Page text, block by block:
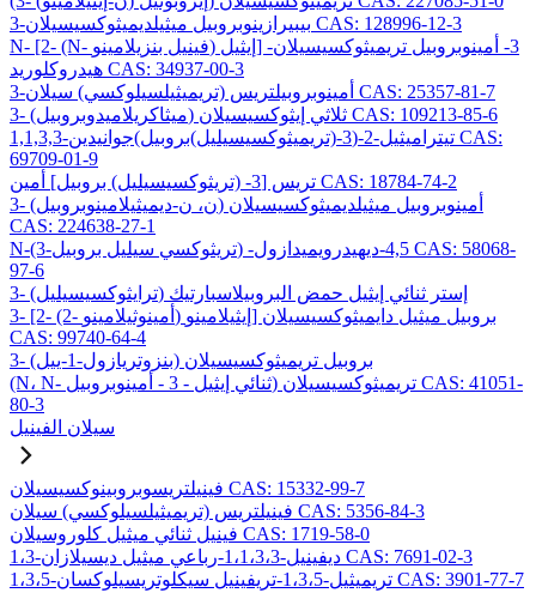
3-بيبيرازينوبروبيل ميثيلديميثوكسيسيلان CAS: 128996-12-3
N- [2- (N- فينيل بنزيلامينو) إيثيل] -3- أمينوبروبيل تريميثوكسيسيلان
هيدروكلوريد CAS: 34937-00-3
3-أمينوبروبيلتريس (تريميثيلسيلوكسي) سيلان CAS: 25357-81-7
3- (ميثاكريلاميدوبروبيل) ثلاثي إيثوكسيسيلان CAS: 109213-85-6
1,1,3,3-تيتراميثيل-2-(3-(تريميثوكسيسيليل)بروبيل)جوانيدين CAS:
69709-01-9
تريس [3- (تريثوكسيسيليل) بروبيل] أمين CAS: 18784-74-2
3- (ن، ن-ديميثيلامينوبروبيل) أمينوبروبيل ميثيلديميثوكسيسيلان
CAS: 224638-27-1
N-(3-تريثوكسي سيليل بروبيل) -4,5-ديهيدرويميدازول CAS: 58068-
97-6
3- (ترايثوكسيسيليل) إستر ثنائي إيثيل حمض البروبيلاسبارتيك
3- [2- (2- أمينوثيلامينو) إيثيلامينو] بروبيل ميثيل دايميثوكسيسيلان
CAS: 99740-64-4
3- (بنزوتريازول-1-ييل) بروبيل تريميثوكسيسيلان
(N، N- ثنائي إيثيل - 3 - أمينوبروبيل) تريميثوكسيسيلان CAS: 41051-
80-3
سيلان الفينيل
فينيلتريسوبروبينوكسيسيلان CAS: 15332-99-7
فينيلتريس (تريميثيلسيلوكسي) سيلان CAS: 5356-84-3
فينيل ثنائي ميثيل كلوروسيلان CAS: 1719-58-0
1،3-ديفينيل-1،1،3،3-رباعي ميثيل ديسيلازان CAS: 7691-02-3
1،3،5-تريميثيل-1،3،5-تريفينيل سيكلوتريسيلوكسان CAS: 3901-77-7